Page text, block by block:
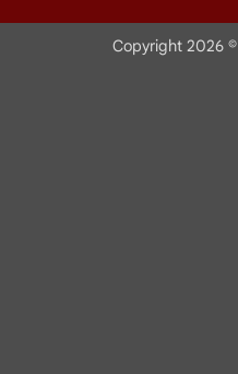
Copyright 2026 ©